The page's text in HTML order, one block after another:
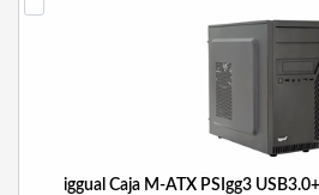
iggual Caja M-ATX PSIgg3